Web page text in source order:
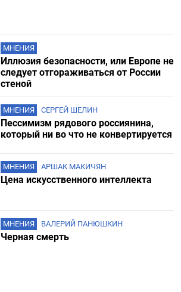
МНЕНИЯ
Иллюзия безопасности, или Европе не
следует отгораживаться от России
стеной
МНЕНИЯ СЕРГЕЙ ШЕЛИН
Пессимизм рядового россиянина,
который ни во что не конвертируется
МНЕНИЯ АРШАК МАКИЧЯН
Цена искусственного интеллекта
МНЕНИЯ ВАЛЕРИЙ ПАНЮШКИН
Черная смерть